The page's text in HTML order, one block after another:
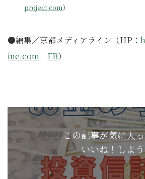
project.com）
●編集／京都メディアライン（HP：
ine.com
FB）
この記事が気に入
いいね！しよう